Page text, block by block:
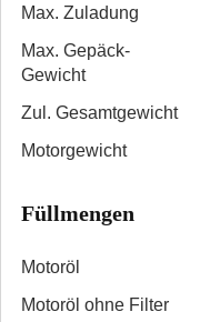
Max. Zuladung
Max. Gepäck-
Gewicht
Zul. Gesamtgewicht
Motorgewicht
Füllmengen
Motoröl
Motoröl ohne Filter